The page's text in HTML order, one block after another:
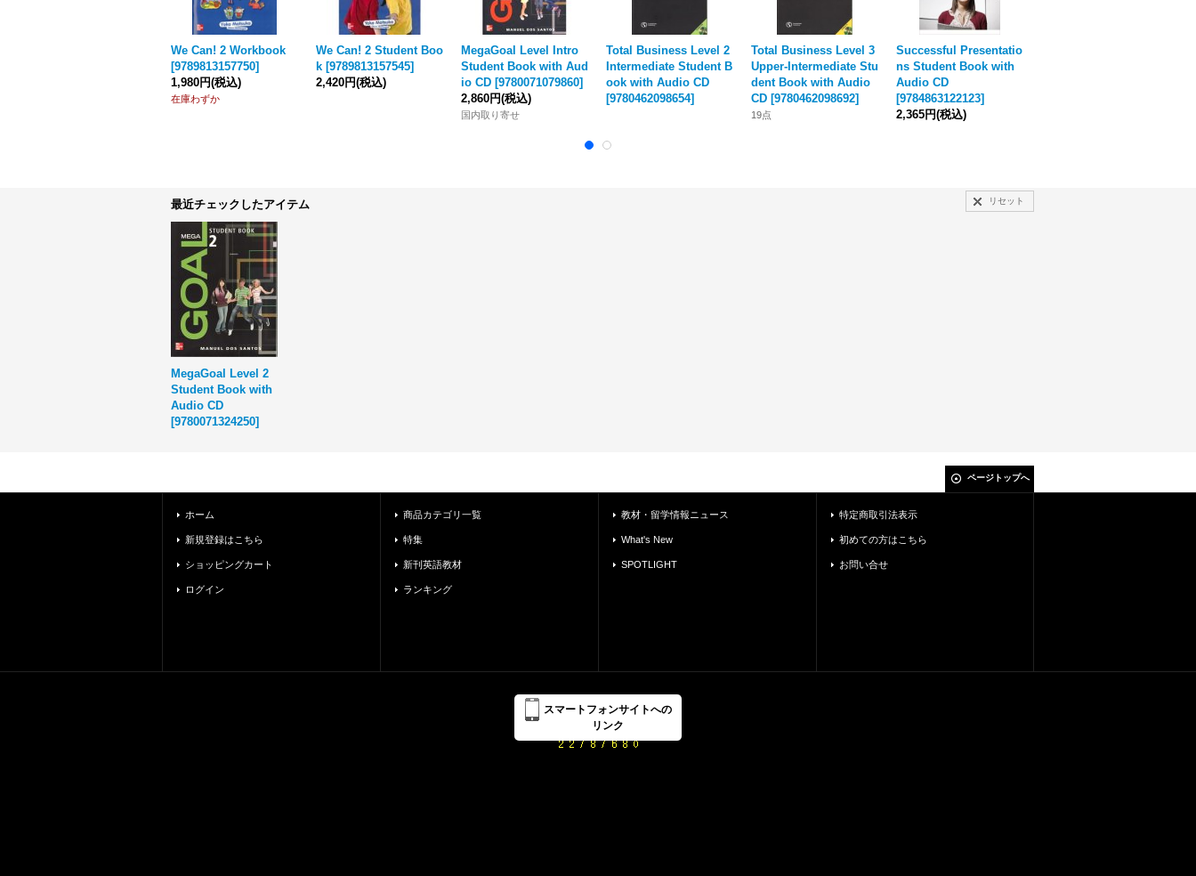
We Can! 2 Workbook
[9789813157750]
1,980円(税込)
在庫わずか
We Can! 2 Student Boo
k [9789813157545]
2,420円(税込)
MegaGoal Level Intro
Student Book with Aud
io CD [9780071079860]
2,860円(税込)
国内取り寄せ
Total Business Level 2
Intermediate Student B
ook with Audio CD
[9780462098654]
Total Business Level 3
Upper-Intermediate Stu
dent Book with Audio
CD [9780462098692]
19点
Successful Presentatio
ns Student Book with
Audio CD
[9784863122123]
2,365円(税込)
最近チェックしたアイテム リセット
MegaGoal Level 2
Student Book with
Audio CD
[9780071324250]
ページトップへ
ホーム
新規登録はこちら
ショッピングカート
ログイン
商品カテゴリ一覧
特集
新刊英語教材
ランキング
教材・留学情報ニュース
What's New
SPOTLIGHT
特定商取引法表示
初めての方はこちら
お問い合せ
スマートフォンサイトへの
リンク